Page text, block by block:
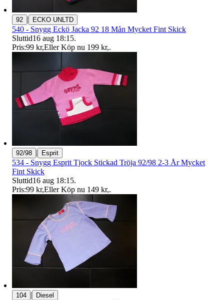
92 | ECKO UNLTD
540 - Snygg Eckö Jacka 92 18 Mån Mycket Fint Skick
Sluttid16 aug 18:15.
Pris:99 kr,Eller Köp nu 199 kr,.
92/98 | Esprit
534 - Snygg Esprit Tjock Stickad Tröja 92/98 2-3 År Mycket
Fint Skick
Sluttid16 aug 18:15.
Pris:99 kr,Eller Köp nu 149 kr,.
104 | Diesel